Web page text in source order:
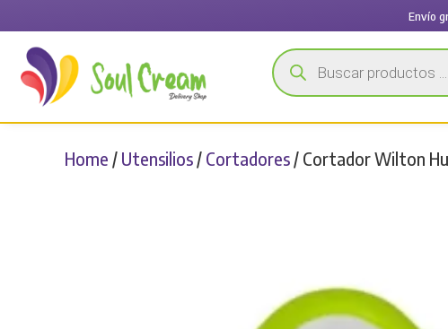
Envío
Búsqueda
de
productos
Home / Utensilios/ Cortadores/ Cortador Wilton